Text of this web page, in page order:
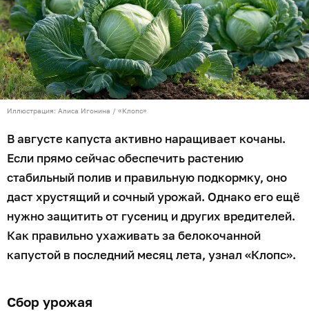
Иллюстрация: Алиса Игонина / «Клопс»
В августе капуста активно наращивает кочаны.
Если прямо сейчас обеспечить растению
стабильный полив и правильную подкормку, оно
даст хрустящий и сочный урожай. Однако его ещё
нужно защитить от гусениц и других вредителей.
Как правильно ухаживать за белокочанной
капустой в последний месяц лета, узнал «Клопс».
Сбор урожая